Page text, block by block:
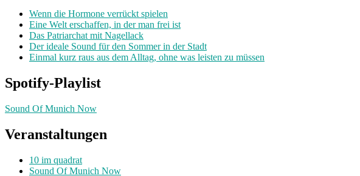
Wenn die Hormone verrückt spielen
Eine Welt erschaffen, in der man frei ist
Das Patriarchat mit Nagellack
Der ideale Sound für den Sommer in der Stadt
Einmal kurz raus aus dem Alltag, ohne was leisten zu müssen
Spotify-Playlist
Sound Of Munich Now
Veranstaltungen
10 im quadrat
Sound Of Munich Now